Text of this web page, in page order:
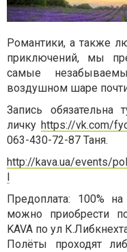
Романтики, а также
приключений, мы
самые
воздушном шаре
Запись обязательна
личку https://vk.com/
063-430-72-87 Таня.
http://kava.ua/events/
Предоплата: 100%
можно приобрести
KAVA по ул
Полёты проходят